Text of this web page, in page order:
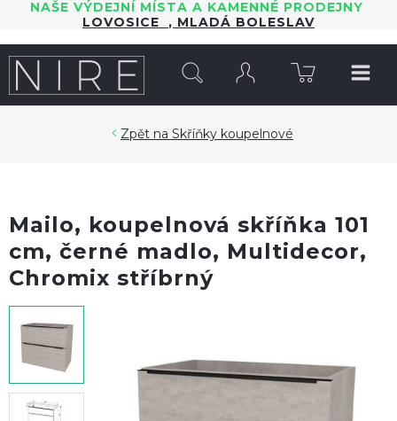
NAŠE VÝDEJNÍ MÍSTA A KAMENNÉ PRODEJNY
LOVOSICE , MLADÁ BOLESLAV
Skříňky koupelnové
Mailo, koupelnová skříňka 101
cm, černé madlo, Multidecor,
Chromix stříbrný